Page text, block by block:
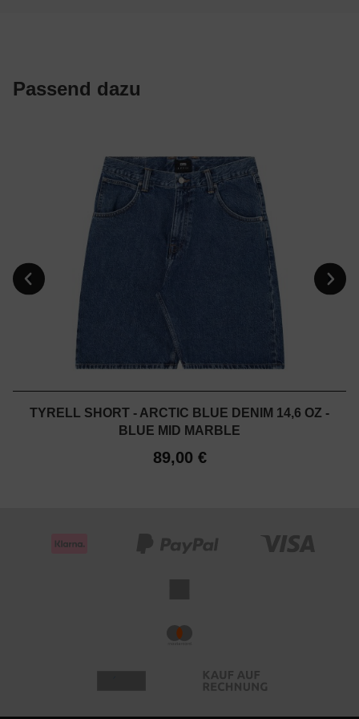
Passend dazu
TYRELL SHORT - ARCTIC BLUE DENIM 14,6 OZ -
BLUE MID MARBLE
89,00 €